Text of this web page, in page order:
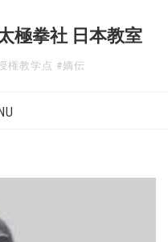
極拳社 日本教室
権教学点 #嫡伝